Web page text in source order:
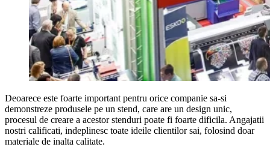
Deoarece este foarte important pentru orice companie sa-si
demonstreze produsele pe un stend, care are un design unic,
procesul de creare a acestor stenduri poate fi foarte dificila. Angajatii
nostri calificati, indeplinesc toate ideile clientilor sai, folosind doar
materiale de inalta calitate.